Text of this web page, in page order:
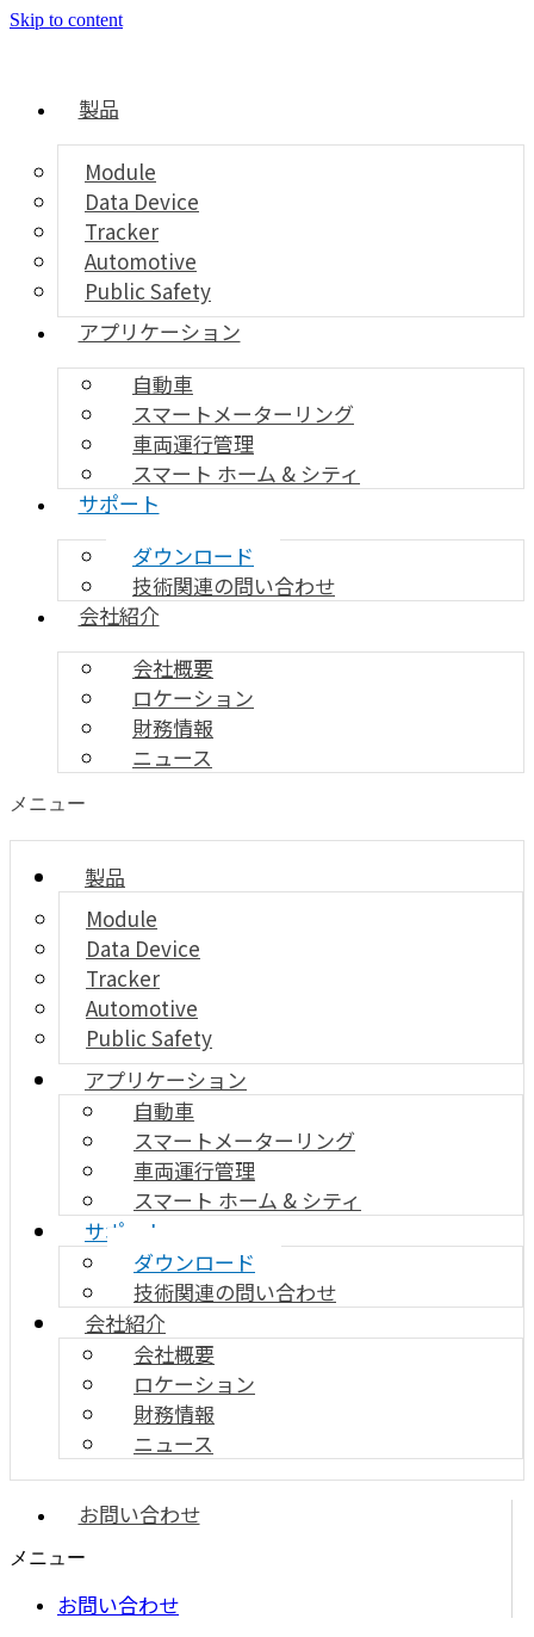
Skip to content
製品
Module
Data Device
Tracker
Automotive
Public Safety
アプリケーション
自動車
スマートメーターリング
車両運行管理
スマート ホーム & シティ
サポート
ダウンロード
技術関連の問い合わせ
会社紹介
会社概要
ロケーション
財務情報
ニュース
メニュー
製品
Module
Data Device
Tracker
Automotive
Public Safety
アプリケーション
自動車
スマートメーターリング
車両運行管理
スマート ホーム & シティ
サポート
ダウンロード
技術関連の問い合わせ
会社紹介
会社概要
ロケーション
財務情報
ニュース
お問い合わせ
メニュー
お問い合わせ